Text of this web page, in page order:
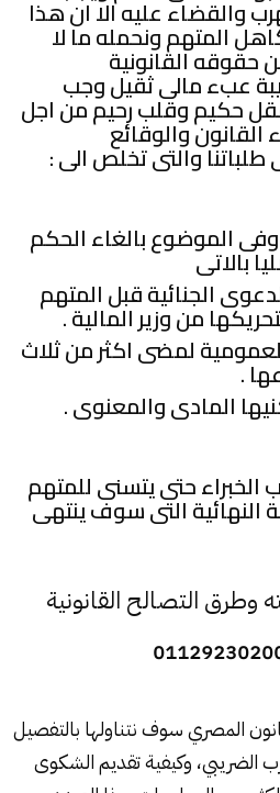
والقضاء عليه الا ان هذا
المتهم ونحمله ما لا
القانونية
عبء مالى ثقيل وجب
حكيم وقلب رحيم من اجل
والوقائع
والتى تخلص الى :
الموضوع بالغاء الحكم
بالاتى
الجنائية قبل المتهم
من وزير المالية .
لمضى اكثر من ثلاث
.
المادى والمعنوى .
الخبراء حتى يتسنى للمتهم
النهائية التى سوف ينتهى
وطرق التصالح القانونية
المصري سوف نتناولها بالتفصيل
الضريبي، وكيفية تقديم الشكوى